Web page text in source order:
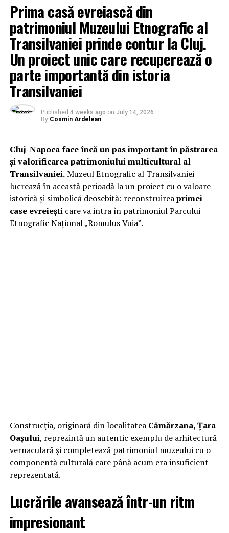
Prima casă evreiască din
patrimoniul Muzeului Etnografic al
Transilvaniei prinde contur la Cluj.
Un proiect unic care recuperează o
parte importantă din istoria
Transilvaniei
Published 4 weeks ago on July 14, 2026
By Cosmin Ardelean
Cluj-Napoca face încă un pas important în păstrarea
și valorificarea patrimoniului multicultural al
Transilvaniei.Muzeul Etnografic al Transilvaniei
lucrează în această perioadă la un proiect cu o valoare
istorică și simbolică deosebită: reconstruireaprimei
case evreieșticare va intra în patrimoniul Parcului
Etnografic Național „Romulus Vuia”.
Construcția, originară din localitatea Cămărzana, Țara
Oașului, reprezintă un autentic exemplu de arhitectură
vernaculară și completează patrimoniul muzeului cu o
componentă culturală care până acum era insuficient
reprezentată.
Lucrările avansează într-un ritm
impresionant